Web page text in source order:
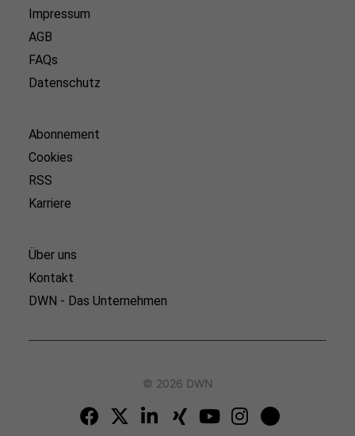
Impressum
AGB
FAQs
Datenschutz
Abonnement
Cookies
RSS
Karriere
Über uns
Kontakt
DWN - Das Unternehmen
© 2026 DWN